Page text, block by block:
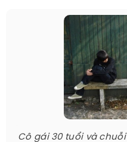
Cô gái 30 tuổi và